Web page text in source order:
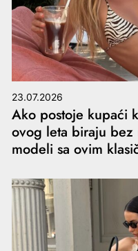
23.07.2026
Ako postoje kupaći
ovog leta biraju bez
modeli sa ovim